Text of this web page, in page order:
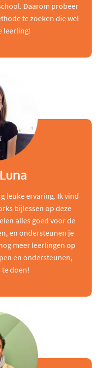
Daarom probeer
te zoeken die wel
leerling!
leuke ervaring. Ik vind
bijlessen op deze
alles goed voor de
en ondersteunen je
meer leerlingen op
en ondersteunen,
te doen!